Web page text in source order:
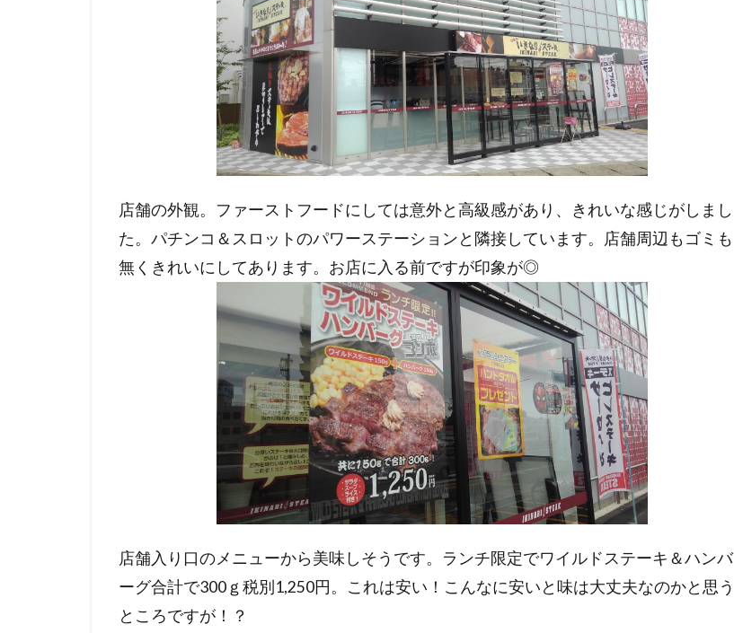
店舗の外観。ファーストフードにしては意外と高級感があり、きれいな感じがしまし
た。パチンコ＆スロットのパワーステーションと隣接しています。店舗周辺もゴミも
無くきれいにしてあります。お店に入る前ですが印象が◎
店舗入り口のメニューから美味しそうです。ランチ限定でワイルドステーキ＆ハンバ
ーグ合計で300ｇ税別1,250円。これは安い！こんなに安いと味は大丈夫なのかと思う
ところですが！？